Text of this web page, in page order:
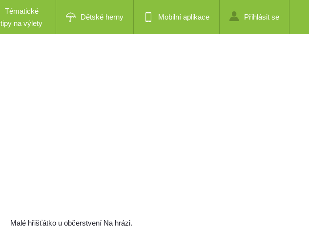
Tématické
tipy na výlety
Dětské herny Mobilní aplikace Přihlásit se
Malé hřišťátko u občerstvení Na hrázi.